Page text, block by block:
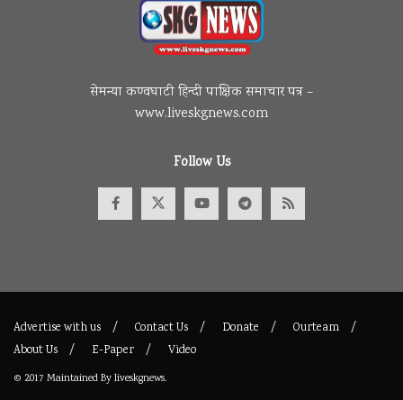
सेमन्या कण्वघाटी हिन्दी पाक्षिक समाचार पत्र –
www.liveskgnews.com
Follow Us
Advertise with us Contact Us Donate
Ourteam
About Us
E-Paper Video
© 2017 Maintained Byliveskgnews.